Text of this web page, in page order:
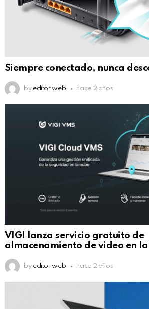
Siempre conectado, nunca
by editor web hace 2 años
VIGI lanza servicio gratuito de
almacenamiento de video en la
by editor web hace 2 años